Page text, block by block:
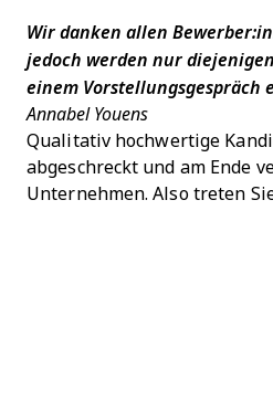
Wir danken allen
jedoch werden nur
einem Vorstellungsgespräch
Annabel Youens
Qualitativ hochwertige
abgeschreckt und am Ende
Unternehmen. Also treten